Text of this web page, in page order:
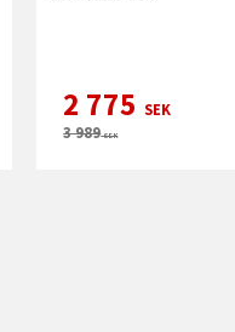
2 775 SEK
3 989SEK